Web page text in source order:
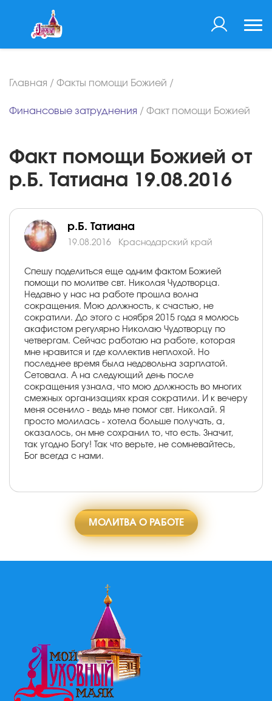
Главная / Факты помощи Божией /
Финансовые затруднения / Факт помощи Божией
Факт помощи Божией от
р.Б. Татиана 19.08.2016
р.Б. Татиана
19.08.2016 Краснодарский край
Спешу поделиться еще одним фактом Божией
помощи по молитве свт. Николая Чудотворца.
Недавно у нас на работе прошла волна
сокращения. Мою должность, к счастью, не
сократили. До этого с ноября 2015 года я молюсь
акафистом регулярно Николаю Чудотворцу по
четвергам. Сейчас работаю на работе, которая
мне нравится и где коллектив неплохой. Но
последнее время была недовольна зарплатой.
Сетовала. А на следующий день после
сокращения узнала, что мою должность во многих
смежных организациях края сократили. И к вечеру
меня осенило - ведь мне помог свт. Николай. Я
просто молилась - хотела больше получать, а,
оказалось, он мне сохранил то, что есть. Значит,
так угодно Богу! Так что верьте, не сомневайтесь,
Бог всегда с нами.
МОЛИТВА О РАБОТЕ